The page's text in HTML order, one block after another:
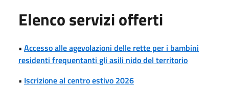
Elenco servizi offerti
• Accesso alle agevolazioni delle rette per i bambini
residenti frequentanti gli asili nido del territorio
• Iscrizione al centro estivo 2026